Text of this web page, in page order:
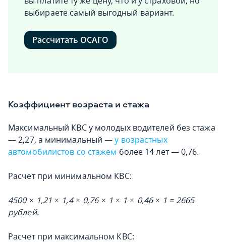
выбираете самый выгодный вариант.
Рассчитать ОСАГО
Коэффициент возраста и стажа
Максимальный КВС у молодых водителей без стажа
— 2,27, а минимальный —у возрастных
автомобилистов со стажем более 14 лет — 0,76.
Расчет при минимальном КВС:
4500 × 1,21 × 1,4 × 0,76 × 1 × 1 × 0,46 × 1 = 2665
рублей.
Расчет при максимальном КВС: